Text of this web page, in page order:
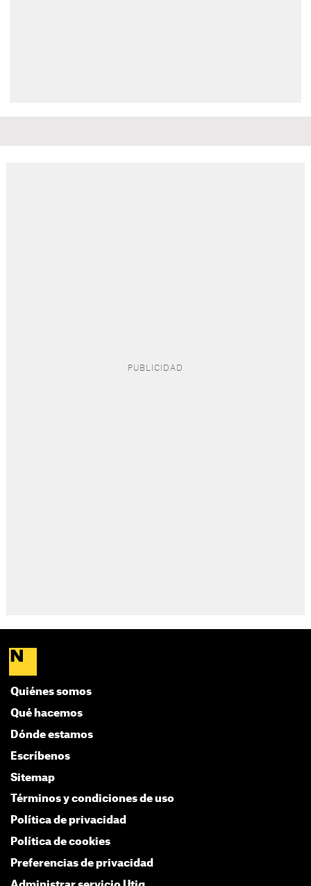
Quiénes somos
Qué hacemos
Dónde estamos
Escríbenos
Sitemap
Términos y condiciones de uso
Política de privacidad
Política de cookies
Preferencias de privacidad